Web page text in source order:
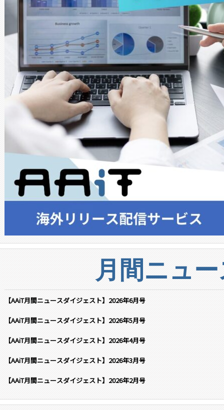
月間ニュ
【AAiT月間ニュースダイジェスト】2026年6月号
【AAiT月間ニュースダイジェスト】2026年5月号
【AAiT月間ニュースダイジェスト】2026年4月号
【AAiT月間ニュースダイジェスト】2026年3月号
【AAiT月間ニュースダイジェスト】2026年2月号